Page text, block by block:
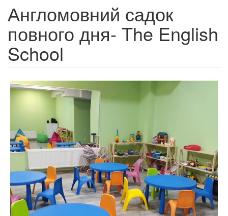
Англомовний садок
повного дня- The English
School